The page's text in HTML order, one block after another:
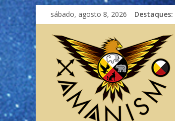
sábado, agosto 8, 2026 Destaques: